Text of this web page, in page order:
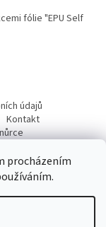
procházením
fólie "EPU Self
údajů
Kontakt